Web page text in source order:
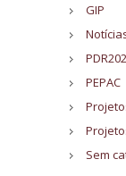
GIP
PEPAC
Sem